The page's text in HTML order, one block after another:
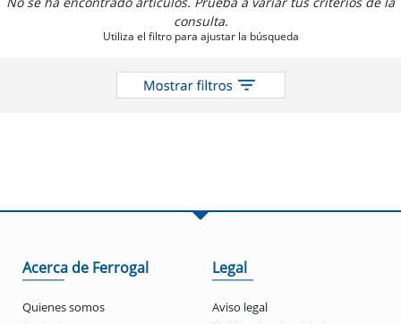
consulta.
Utiliza el filtro para ajustar la búsqueda
Acerca de Ferrogal
Quienes somos
Legal
Aviso legal